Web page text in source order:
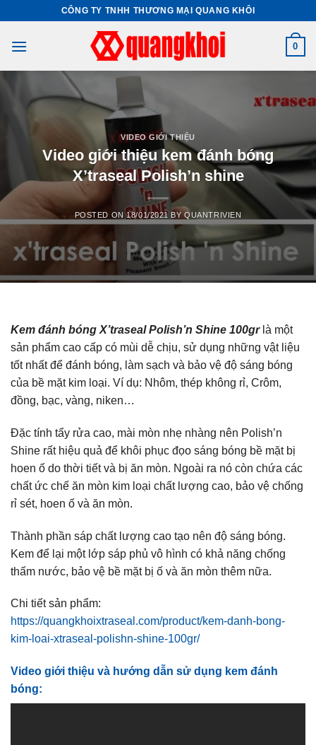
content
CÔNG TY TNHH THƯƠNG MẠI QUANG KHÔI
0
VIDEO GIỚI THIỆU
Video giới thiệu kem đánh bóng
X’traseal Polish’n shine
POSTED ON18/01/2021 BYQUANTRIVIEN
Kem đánh bóng X’traseal Polish’n Shine 100grlà một
sản phẩm cao cấp có mùi dễ chịu, sử dụng những vật liệu
tốt nhất để đánh bóng, làm sạch và bảo vệ độ sáng bóng
của bề mặt kim loại. Ví dụ: Nhôm, thép không rỉ, Crôm,
đồng, bạc, vàng, niken…
Đặc tính tẩy rửa cao, mài mòn nhẹ nhàng nên Polish’n
Shine rất hiệu quả để khôi phục đọo sáng bóng bề mặt bị
hoen ố do thời tiết và bị ăn mòn. Ngoài ra nó còn chứa các
chất ức chế ăn mòn kim loại chất lượng cao, bảo vệ chống
rỉ sét, hoen ố và ăn mòn.
Thành phần sáp chất lượng cao tạo nên độ sáng bóng.
Kem để lại một lớp sáp phủ vô hình có khả năng chống
thấm nước, bảo vệ bề mặt bị ố và ăn mòn thêm nữa.
Chi tiết sản phẩm:
https://quangkhoixtraseal.com/product/kem-danh-bong-
kim-loai-xtraseal-polishn-shine-100gr/
Video giới thiệu và hướng dẫn sử dụng kem đánh
bóng: